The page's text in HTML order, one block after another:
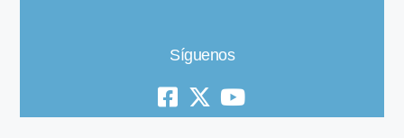
Síguenos